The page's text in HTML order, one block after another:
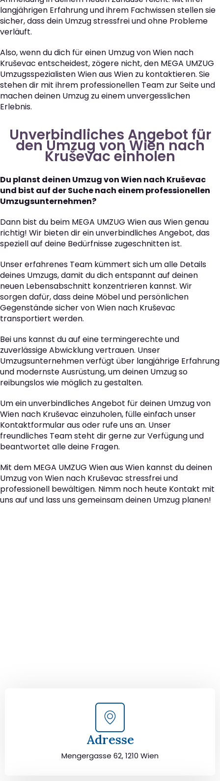
langjährigen Erfahrung und ihrem Fachwissen stellen sie
sicher, dass dein Umzug stressfrei und ohne Probleme
verläuft.
Also, wenn du dich für einen Umzug von Wien nach
Kruševac entscheidest, zögere nicht, den MEGA UMZUG
Umzugsspezialisten Wien aus Wien zu kontaktieren. Sie
stehen dir mit ihrem professionellen Team zur Seite und
machen deinen Umzug zu einem unvergesslichen
Erlebnis.
Unverbindliches Angebot für
den Umzug von Wien nach
Kruševac einholen
Du planst deinen Umzug von Wien nach Kruševac
und bist auf der Suche nach einem professionellen
Umzugsunternehmen?
Dann bist du beim MEGA UMZUG Wien aus Wien genau
richtig! Wir bieten dir ein unverbindliches Angebot, das
speziell auf deine Bedürfnisse zugeschnitten ist.
Unser erfahrenes Team kümmert sich um alle Details
deines Umzugs, damit du dich entspannt auf deinen
neuen Lebensabschnitt konzentrieren kannst. Wir
sorgen dafür, dass deine Möbel und persönlichen
Gegenstände sicher von Wien nach Kruševac
transportiert werden.
Bei uns kannst du auf eine termingerechte und
zuverlässige Abwicklung vertrauen. Unser
Umzugsunternehmen verfügt über langjährige Erfahrung
und modernste Ausrüstung, um deinen Umzug so
reibungslos wie möglich zu gestalten.
Um ein unverbindliches Angebot für deinen Umzug von
Wien nach Kruševac einzuholen, fülle einfach unser
Kontaktformular aus oder rufe uns an. Unser
freundliches Team steht dir gerne zur Verfügung und
beantwortet alle deine Fragen.
Mit dem MEGA UMZUG Wien aus Wien kannst du deinen
Umzug von Wien nach Kruševac stressfrei und
professionell bewältigen. Nimm noch heute Kontakt mit
uns auf und lass uns gemeinsam deinen Umzug planen!
Adresse
Mengergasse 62, 1210 Wien